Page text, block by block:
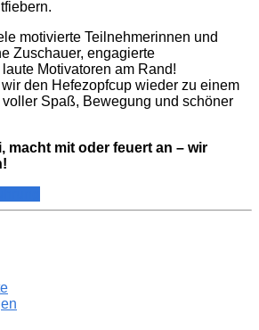
motivierte Teilnehmerinnen und
Zuschauer, engagierte
Motivatoren am Rand!
den Hefezopfcup wieder zu einem
Spaß, Bewegung und schöner
macht mit oder feuert an – wir